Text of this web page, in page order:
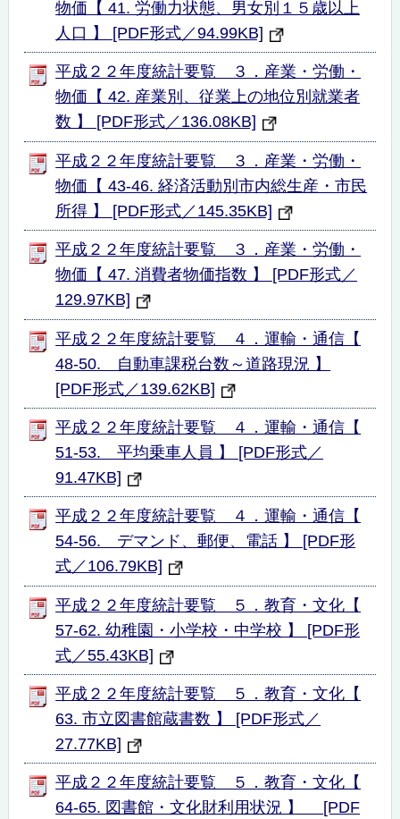
物価【 41. 労働力状態、男女別１５歳以上
人口 】 [PDF形式／94.99KB]
平成２２年度統計要覧 ３．産業・労働・
物価【 42. 産業別、従業上の地位別就業者
数 】 [PDF形式／136.08KB]
平成２２年度統計要覧 ３．産業・労働・
物価【 43-46. 経済活動別市内総生産・市民
所得 】 [PDF形式／145.35KB]
平成２２年度統計要覧 ３．産業・労働・
物価【 47. 消費者物価指数 】 [PDF形式／
129.97KB]
平成２２年度統計要覧 ４．運輸・通信【
48-50. 自動車課税台数～道路現況 】
[PDF形式／139.62KB]
平成２２年度統計要覧 ４．運輸・通信【
51-53. 平均乗車人員 】 [PDF形式／
91.47KB]
平成２２年度統計要覧 ４．運輸・通信【
54-56. デマンド、郵便、電話 】 [PDF形
式／106.79KB]
平成２２年度統計要覧 ５．教育・文化【
57-62. 幼稚園・小学校・中学校 】 [PDF形
式／55.43KB]
平成２２年度統計要覧 ５．教育・文化【
63. 市立図書館蔵書数 】 [PDF形式／
27.77KB]
平成２２年度統計要覧 ５．教育・文化【
64-65. 図書館・文化財利用状況 】 [PDF